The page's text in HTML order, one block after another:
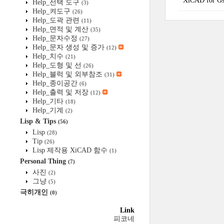
Help_선택 도구 (3)
Help_켜도구 (26)
Help_도곽 관련 (11)
Help_면적 및 계산 (35)
Help_문자수정 (27)
Help_문자 생성 및 증가 (12)
Help_치수 (21)
Help_도형 및 선 (26)
Help_블럭 및 외부참조 (31)
Help_종이공간 (6)
Help_출력 및 저장 (12)
Help_기타 (18)
Help_기계 (2)
Lisp & Tips (56)
Lisp (28)
Tip (26)
Lisp 제작용 XiCAD 함수 (1)
Personal Thing (7)
사진 (2)
그냥 (5)
극히개인 (0)
Link
피코네